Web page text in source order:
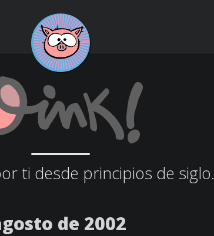
ti desde principios de siglo.
de 2002